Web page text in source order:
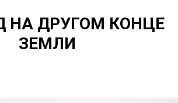
НА ДРУГОМ КОНЦЕ
ЗЕМЛИ